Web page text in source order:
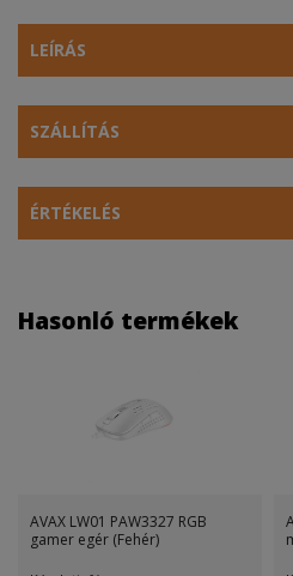
LEÍRÁS
SZÁLLÍTÁS
ÉRTÉKELÉS
Hasonló termékek
AVAX LW01 PAW3327 RGB
gamer egér (Fehér)